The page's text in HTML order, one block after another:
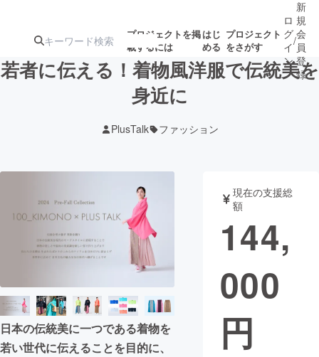
プロジェクトを掲
載するには
はじ
める
プロジェクト
をさがす
ジェクト
ロジェクト
音楽
テクノロジー・ガジェット ゲーム・サ
ビジネス・起業
まちづくり・地域活性化
ロ
グ
イ
ン
/
新
規
会
員
登
録
若者に伝える！着物風洋服で伝統美を
身近に
PlusTalk ファッション
日本の伝統美に一つである着物を
若い世代に伝えることを目的に、
現在の支援総
額
144,
000
円